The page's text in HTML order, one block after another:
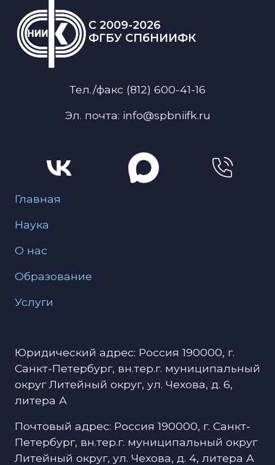
C 2009-2026
ФГБУ СПбНИИФК
Тел./факс (812) 600-41-16
Эл. почта: info@spbniifk.ru
Меню для подвала
Главная
Наука
О нас
Образование
Услуги
Юридический адрес: Россия 190000, г.
Санкт-Петербург, вн.тер.г. муниципальный
округ Литейный округ, ул. Чехова, д. 6,
литера А
Почтовый адрес: Россия 190000, г. Санкт-
Петербург, вн.тер.г. муниципальный округ
Литейный округ, ул. Чехова, д. 4, литера А